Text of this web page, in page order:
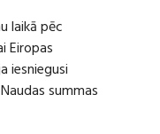
laikā pēc
Eiropas
iesniegusi
summas